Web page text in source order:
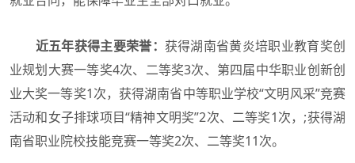
近五年获得主要荣誉： 获得湖南省黄炎培职业教育奖创
业规划大赛一等奖4次、二等奖3次、第四届中华职业创新创
业大奖一等奖1次，获得湖南省中等职业学校“文明风采”竞赛
活动和女子排球项目“精神文明奖”2次、二等奖1次，;获得湖
南省职业院校技能竞赛一等奖2次、二等奖11次。